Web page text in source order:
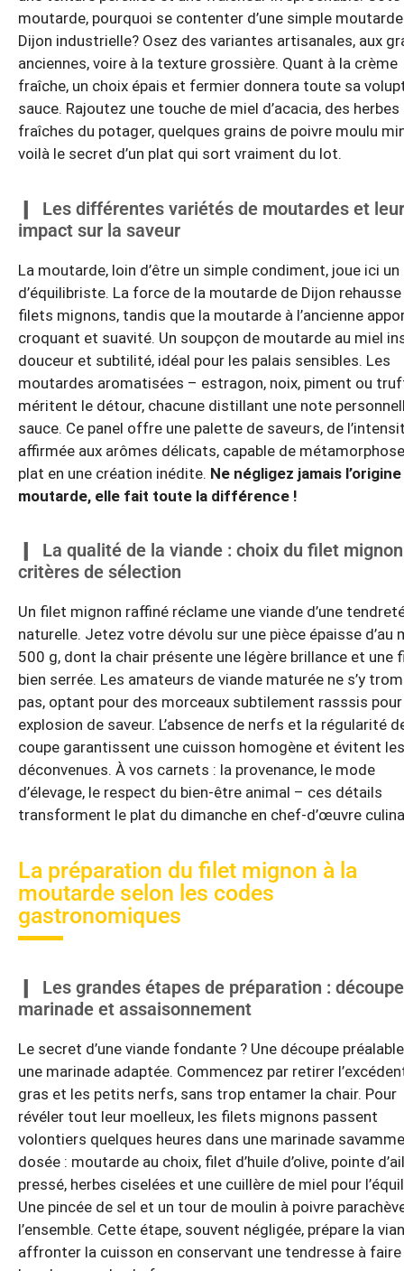
moutarde, pourquoi se contenter d’une simple
Dijon industrielle? Osez des variantes artisanales, aux
anciennes, voire à la texture grossière. Quant à la crème
fraîche, un choix épais et fermier donnera toute sa
sauce. Rajoutez une touche de miel d’acacia, des herbes
fraîches du potager, quelques grains de poivre moulu
voilà le secret d’un plat qui sort vraiment du lot.
Les différentes variétés de moutardes et leur
impact sur la saveur
La moutarde, loin d’être un simple condiment, joue ici un
d’équilibriste. La force de la moutarde de Dijon
filets mignons, tandis que la moutarde à l’ancienne
croquant et suavité. Un soupçon de moutarde au miel
douceur et subtilité, idéal pour les palais sensibles. Les
moutardes aromatisées – estragon, noix, piment ou
méritent le détour, chacune distillant une note
sauce. Ce panel offre une palette de saveurs, de
affirmée aux arômes délicats, capable de
plat en une création inédite. Ne négligez jamais
moutarde, elle fait toute la différence !
La qualité de la viande : choix du filet
critères de sélection
Un filet mignon raffiné réclame une viande d’une
naturelle. Jetez votre dévolu sur une pièce épaisse d’au
500 g, dont la chair présente une légère brillance et une
bien serrée. Les amateurs de viande maturée ne s’y
pas, optant pour des morceaux subtilement rasssis pour
explosion de saveur. L’absence de nerfs et la régularité
coupe garantissent une cuisson homogène et évitent les
déconvenues. À vos carnets : la provenance, le mode
d’élevage, le respect du bien-être animal – ces détails
transforment le plat du dimanche en chef-d’œuvre
La préparation du filet mignon à la
moutarde selon les codes
gastronomiques
Les grandes étapes de préparation :
marinade et assaisonnement
Le secret d’une viande fondante ? Une découpe
une marinade adaptée. Commencez par retirer
gras et les petits nerfs, sans trop entamer la chair. Pour
révéler tout leur moelleux, les filets mignons passent
volontiers quelques heures dans une marinade
dosée : moutarde au choix, filet d’huile d’olive, pointe d’ail
pressé, herbes ciselées et une cuillère de miel pour
Une pincée de sel et un tour de moulin à poivre
l’ensemble. Cette étape, souvent négligée, prépare la
affronter la cuisson en conservant une tendresse à faire